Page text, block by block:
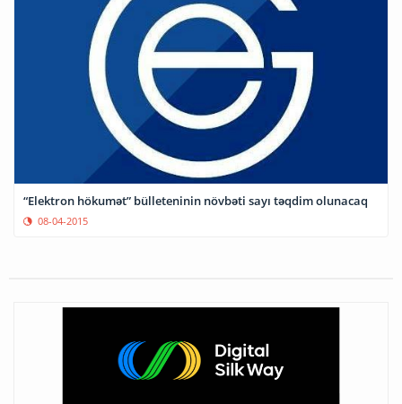
“Elektron hökumət” bülleteninin növbəti sayı təqdim olunacaq
08-04-2015